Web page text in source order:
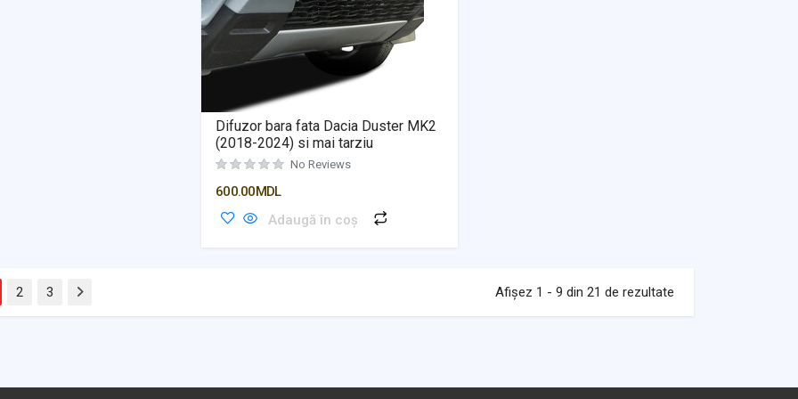
Difuzor bara fata Dacia Duster MK2
(2018-2024) si mai tarziu
No Reviews
600.00MDL
Adaugă în coș
2 3 Next Afișez 1 - 9 din 21 de rezultate